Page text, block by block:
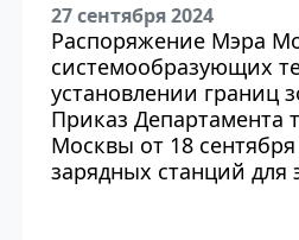
27 сентября 2024
Распоряжение Мэра
системообразующих
установлении границ
Приказ Департамента
Москвы от 18
зарядных станций для